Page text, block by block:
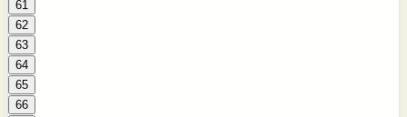
61
62
63
64
65
66